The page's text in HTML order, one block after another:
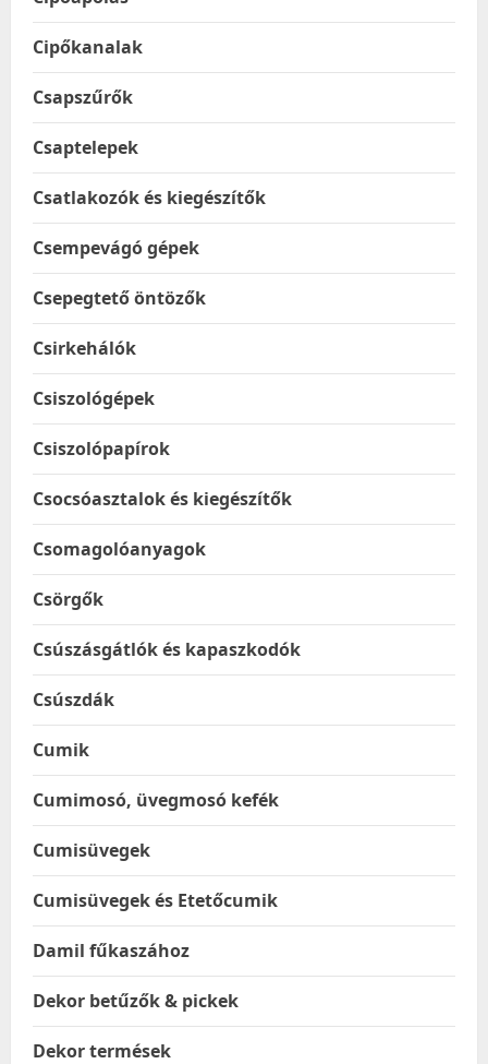
Cipőkanalak
Csapszűrők
Csaptelepek
Csatlakozók és kiegészítők
Csempevágó gépek
Csepegtető öntözők
Csirkehálók
Csiszológépek
Csiszolópapírok
Csocsóasztalok és kiegészítők
Csomagolóanyagok
Csörgők
Csúszásgátlók és kapaszkodók
Csúszdák
Cumik
Cumimosó, üvegmosó kefék
Cumisüvegek
Cumisüvegek és Etetőcumik
Damil fűkaszához
Dekor betűzők & pickek
Dekor termések